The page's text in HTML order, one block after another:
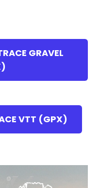
GRAVEL
VTT (GPX)